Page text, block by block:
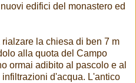
edifici del monastero ed
la chiesa di ben 7 m
alla quota del Campo
ormai adibito al pascolo e al
d'acqua. L'antico